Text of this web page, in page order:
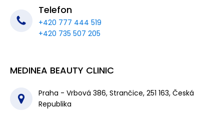
Telefon
+420 777 444 519
+420 735 507 205
MEDINEA BEAUTY CLINIC
Praha - Vrbová 386, Strančice, 251 163, Česká
Republika